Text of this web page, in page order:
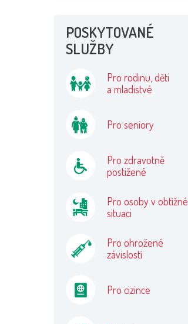
POSKYTOVANÉ
SLUŽBY
Pro rodinu, děti
a mladistvé
Pro seniory
Pro zdravotně
postižené
Pro osoby v obtížné
situaci
Pro ohrožené
závislostí
Pro cizince